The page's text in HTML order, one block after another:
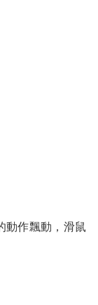
動作飄動，滑鼠